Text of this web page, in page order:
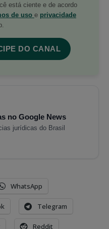
está ciente e de acordo
de uso e privacidade
DO CANAL
no Google News
jurídicas do Brasil
WhatsApp
Telegram
Reddit